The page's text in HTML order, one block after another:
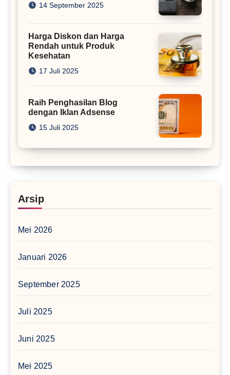
14 September 2025
Harga Diskon dan Harga
Rendah untuk Produk
Kesehatan
17 Juli 2025
Raih Penghasilan Blog
dengan Iklan Adsense
15 Juli 2025
Arsip
Mei 2026
Januari 2026
September 2025
Juli 2025
Juni 2025
Mei 2025